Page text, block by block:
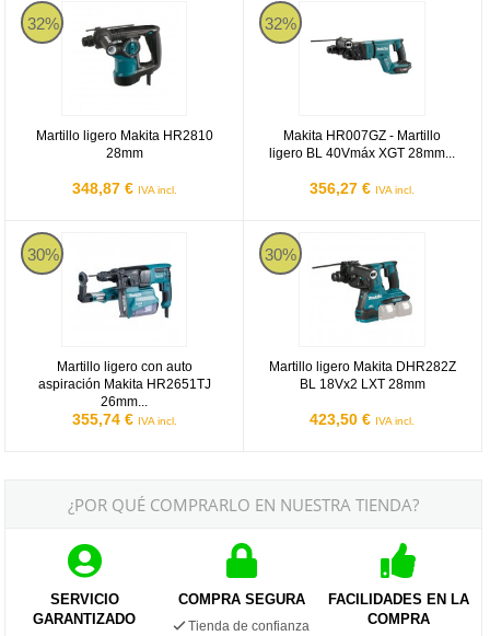
32%
Martillo ligero Makita HR2810
28mm
348,87 € IVA incl.
32%
Makita HR007GZ - Martillo
ligero BL 40Vmáx XGT 28mm...
356,27 € IVA incl.
30%
Martillo ligero con auto
aspiración Makita HR2651TJ
26mm...
355,74 € IVA incl.
Martillo ligero con auto aspiración Makita HR2651TJ 26mm AVT
30%
Martillo ligero Makita DHR282Z
BL 18Vx2 LXT 28mm
423,50 € IVA incl.
Martillo ligero Makita DHR282Z
¿POR QUÉ COMPRARLO EN NUESTRA TIENDA?
SERVICIO
GARANTIZADO
COMPRA SEGURA
Tienda de confianza
FACILIDADES EN LA
COMPRA